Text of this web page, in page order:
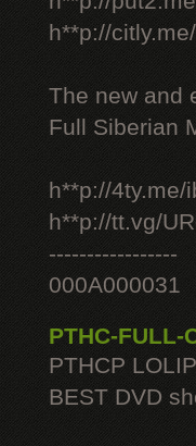
h**p://
The new and
Full Siberian
h**p://4ty.me/
h**p://tt.vg/
-----------------
000A000031
PTHC-FULL-
PTHCP
BEST DVD